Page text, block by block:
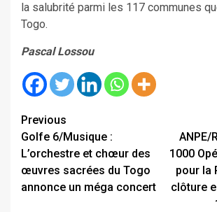
la salubrité parmi les 117 communes
Togo.
Pascal Lossou
Continue
Reading
Previous
Golfe 6/Musique :
L’orchestre et chœur des
œuvres sacrées du Togo
annonce un méga concert
ANPE/
1000
pour la
clôture